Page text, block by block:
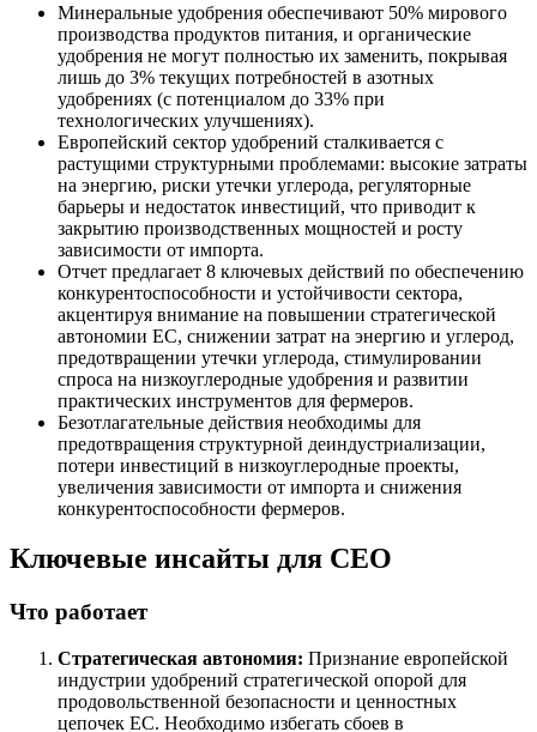
Минеральные удобрения обеспечивают 50% мирового
производства продуктов питания, и органические
удобрения не могут полностью их заменить, покрывая
лишь до 3% текущих потребностей в азотных
удобрениях (с потенциалом до 33% при
технологических улучшениях).
Европейский сектор удобрений сталкивается с
растущими структурными проблемами: высокие затраты
на энергию, риски утечки углерода, регуляторные
барьеры и недостаток инвестиций, что приводит к
закрытию производственных мощностей и росту
зависимости от импорта.
Отчет предлагает 8 ключевых действий по обеспечению
конкурентоспособности и устойчивости сектора,
акцентируя внимание на повышении стратегической
автономии ЕС, снижении затрат на энергию и углерод,
предотвращении утечки углерода, стимулировании
спроса на низкоуглеродные удобрения и развитии
практических инструментов для фермеров.
Безотлагательные действия необходимы для
предотвращения структурной деиндустриализации,
потери инвестиций в низкоуглеродные проекты,
увеличения зависимости от импорта и снижения
конкурентоспособности фермеров.
Ключевые инсайты для СЕО
Что работает
Стратегическая автономия: Признание европейской
индустрии удобрений стратегической опорой для
продовольственной безопасности и ценностных
цепочек ЕС. Необходимо избегать сбоев в